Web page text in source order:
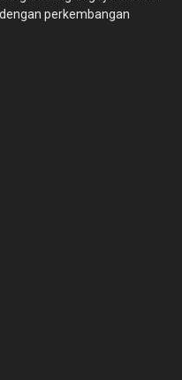
perkembangan